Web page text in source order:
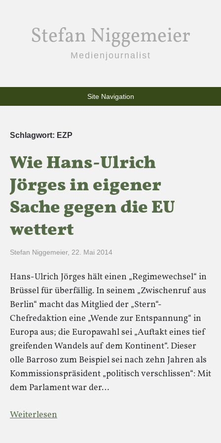
Stefan Niggemeier
Medienjournalist
Site Navigation
Schlagwort: EZP
Wie Hans-Ulrich
Jörges in eigener
Sache gegen die EU
wettert
Stefan Niggemeier, 22. Mai 2014
Hans-Ulrich Jörges hält einen „Regimewechsel“ in
Brüssel für überfällig. In seinem „Zwischenruf aus
Berlin“ macht das Mitglied der „Stern“-
Chefredaktion eine „Wende zur Entspannung“ in
Europa aus; die Europawahl sei „Auftakt eines tief
greifenden Wandels auf dem Kontinent“. Dieser
olle Barroso zum Beispiel sei nach zehn Jahren als
Kommissionspräsident „politisch verschlissen“: Mit
dem Parlament war der…
Weiterlesen